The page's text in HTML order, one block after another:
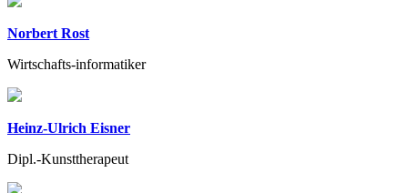
Norbert Rost
Wirtschafts-informatiker
Heinz-Ulrich Eisner
Dipl.-Kunsttherapeut